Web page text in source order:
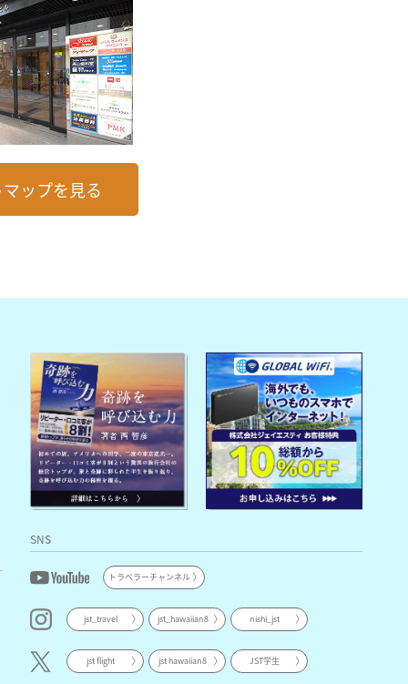
ップを見る
SNS
トラベラーチャンネル
jst_travel jst_hawaiian8 nishi_jst
jst flight jst hawaiian8 JST学生